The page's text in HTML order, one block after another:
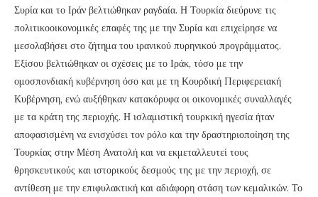
Συρία και το Ιράν βελτιώθηκαν ραγδαία. Η Τουρκία διεύρυνε τις
πολιτικοοικονομικές επαφές της με την Συρία και επιχείρησε να
μεσολαβήσει στο ζήτημα του ιρανικού πυρηνικού προγράμματος.
Εξίσου βελτιώθηκαν οι σχέσεις με το Ιράκ, τόσο με την
ομοσπονδιακή κυβέρνηση όσο και με τη Κουρδική Περιφερειακή
Κυβέρνηση, ενώ αυξήθηκαν κατακόρυφα οι οικονομικές συναλλαγές
με τα κράτη της περιοχής. Η ισλαμιστική τουρκική ηγεσία ήταν
αποφασισμένη να ενισχύσει τον ρόλο και την δραστηριοποίηση της
Τουρκίας στην Μέση Ανατολή και να εκμεταλλευτεί τους
θρησκευτικούς και ιστορικούς δεσμούς της με την περιοχή, σε
αντίθεση με την επιφυλακτική και αδιάφορη στάση των κεμαλικών. Το